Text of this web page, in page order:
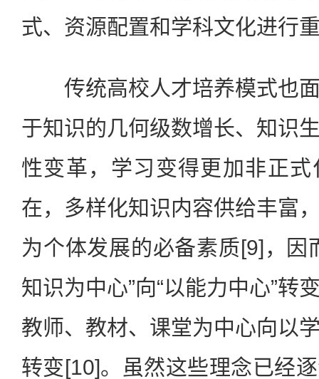
式、资源配置和学科文化进行
传统高校人才培养模式也面
于知识的几何级数增长、知识
性变革，学习变得更加非正
在，多样化知识内容供给丰富
为个体发展的必备素质[9]，因
知识为中心”向“以能力中心”转
教师、教材、课堂为中心向以
转变[10]。虽然这些理念已经